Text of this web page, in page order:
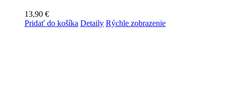
13,90 €
Pridať do košíka Detaily Rýchle zobrazenie